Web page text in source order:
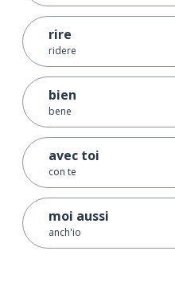
rire
ridere
bien
bene
avec toi
con te
moi aussi
anch'io